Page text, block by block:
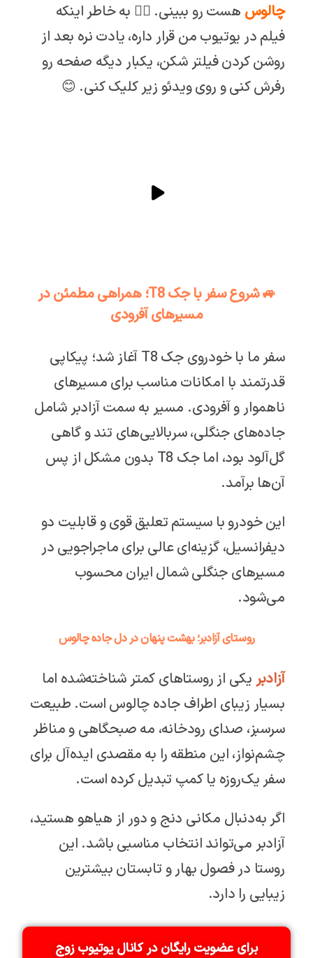
چالوس هست رو ببینی. 👇🏼 به خاطر اینکه
فیلم در یوتیوب من قرار داره، یادت نره بعد از
روشن کردن فیلتر شکن، یکبار دیگه صفحه رو
رفرش کنی و روی ویدئو زیر کلیک کنی. 😊
🚙 شروع سفر با جک T8؛ همراهی مطمئن در
مسیرهای آفرودی
سفر ما با خودروی جک T8 آغاز شد؛ پیکاپی
قدرتمند با امکانات مناسب برای مسیرهای
ناهموار و آفرودی. مسیر به سمت آزادبر شامل
جاده‌های جنگلی، سربالایی‌های تند و گاهی
گل‌آلود بود، اما جک T8 بدون مشکل از پس
آن‌ها برآمد.
این خودرو با سیستم تعلیق قوی و قابلیت دو
دیفرانسیل، گزینه‌ای عالی برای ماجراجویی در
مسیرهای جنگلی شمال ایران محسوب
می‌شود.
روستای آزادبر؛ بهشت پنهان در دل جاده چالوس
آزادبر یکی از روستاهای کمتر شناخته‌شده اما
بسیار زیبای اطراف جاده چالوس است. طبیعت
سرسبز، صدای رودخانه، مه صبحگاهی و مناظر
چشم‌نواز، این منطقه را به مقصدی ایده‌آل برای
سفر یک‌روزه یا کمپ تبدیل کرده است.
اگر به‌دنبال مکانی دنج و دور از هیاهو هستید،
آزادبر می‌تواند انتخاب مناسبی باشد. این
روستا در فصول بهار و تابستان بیشترین
زیبایی را دارد.
برای عضویت رایگان در کانال یوتیوب زوج